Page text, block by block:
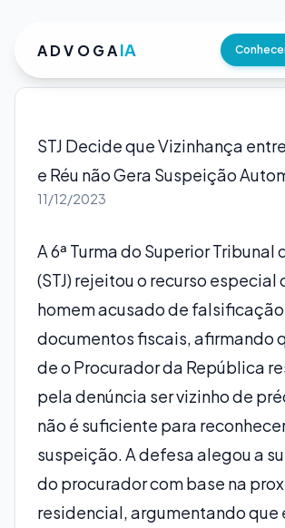
ADVOGAIA
STJ Decide que Vizinhança
e Réu não Gera Suspeição
11/12/2023
A 6ª Turma do Superior Tribunal
(STJ) rejeitou o recurso especial
homem acusado de
documentos fiscais, afirmando
de o Procurador da República
pela denúncia ser vizinho de
não é suficiente para
suspeição. A defesa alegou a
do procurador com base na
residencial, argumentando que